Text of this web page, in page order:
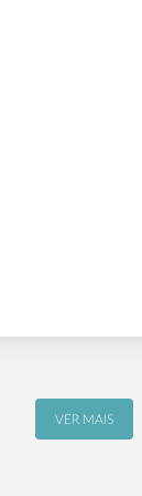
VER MAIS